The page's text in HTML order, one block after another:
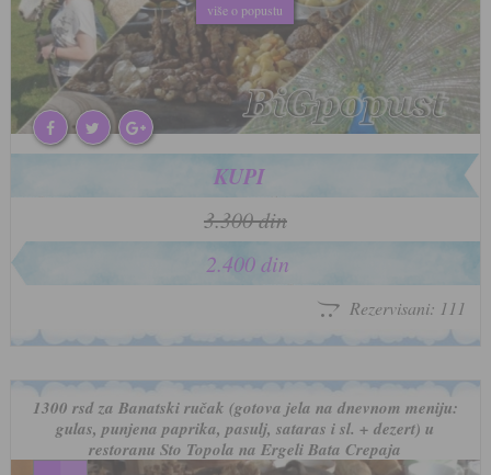
više o popustu
više o popustu
KUPI
3.300 din
2.400 din
Rezervisani: 111
1300 rsd za Banatski ručak (gotova jela na dnevnom meniju:
gulas, punjena paprika, pasulj, sataras i sl. + dezert) u
restoranu Sto Topola na Ergeli Bata Crepaja